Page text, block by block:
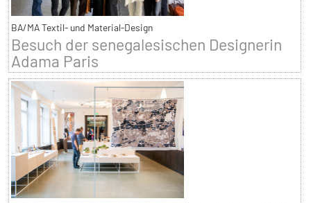
BA/MA Textil- und Material-Design
Besuch der senegalesischen Designerin
Adama Paris